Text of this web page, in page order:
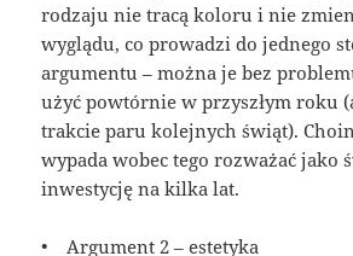
rodzaju nie tracą koloru i nie
wyglądu, co prowadzi do jednego
argumentu – można je bez
użyć powtórnie w przyszłym roku
trakcie paru kolejnych świąt).
wypada wobec tego rozważać jako
inwestycję na kilka lat.
• Argument 2 – estetyka